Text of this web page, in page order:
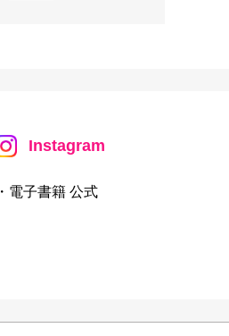
Instagram
・電子書籍 公式